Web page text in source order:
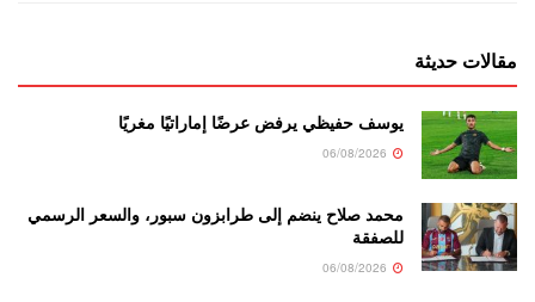
مقالات حديثة
يوسف حفيظي يرفض عرضًا إماراتيًا مغريًا
محمد صلاح ينضم إلى طرابزون سبور، والسعر الرسمي
للصفقة